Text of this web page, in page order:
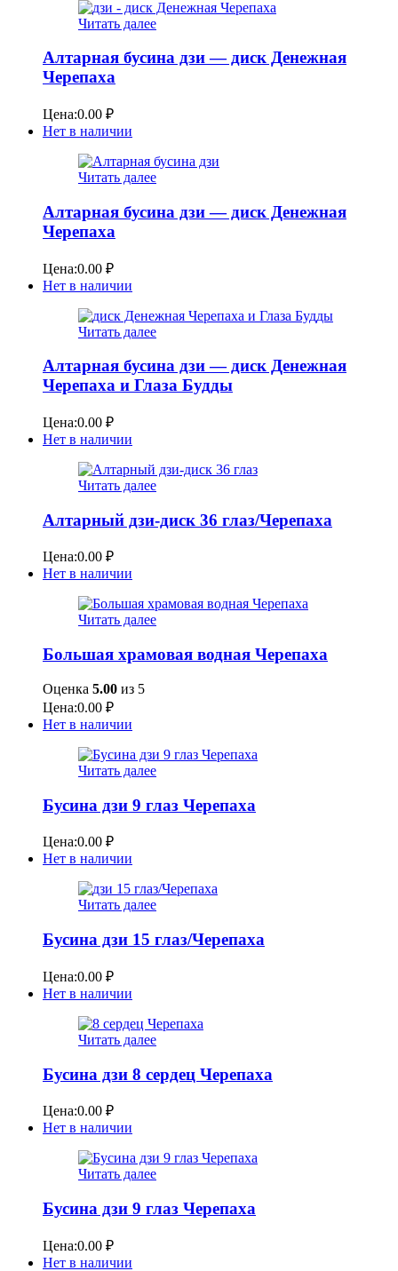
Читать далее
Алтарная бусина дзи — диск Денежная
Черепаха
Цена:0.00 ₽
Нет в наличии
Читать далее
Алтарная бусина дзи — диск Денежная
Черепаха
Цена:0.00 ₽
Нет в наличии
Читать далее
Алтарная бусина дзи — диск Денежная
Черепаха и Глаза Будды
Цена:0.00 ₽
Нет в наличии
Читать далее
Алтарный дзи-диск 36 глаз/Черепаха
Цена:0.00 ₽
Нет в наличии
Читать далее
Большая храмовая водная Черепаха
Оценка 5.00 из 5
Цена:0.00 ₽
Нет в наличии
Читать далее
Бусина дзи 9 глаз Черепаха
Цена:0.00 ₽
Нет в наличии
Читать далее
Бусина дзи 15 глаз/Черепаха
Цена:0.00 ₽
Нет в наличии
Читать далее
Бусина дзи 8 сердец Черепаха
Цена:0.00 ₽
Нет в наличии
Читать далее
Бусина дзи 9 глаз Черепаха
Цена:0.00 ₽
Нет в наличии